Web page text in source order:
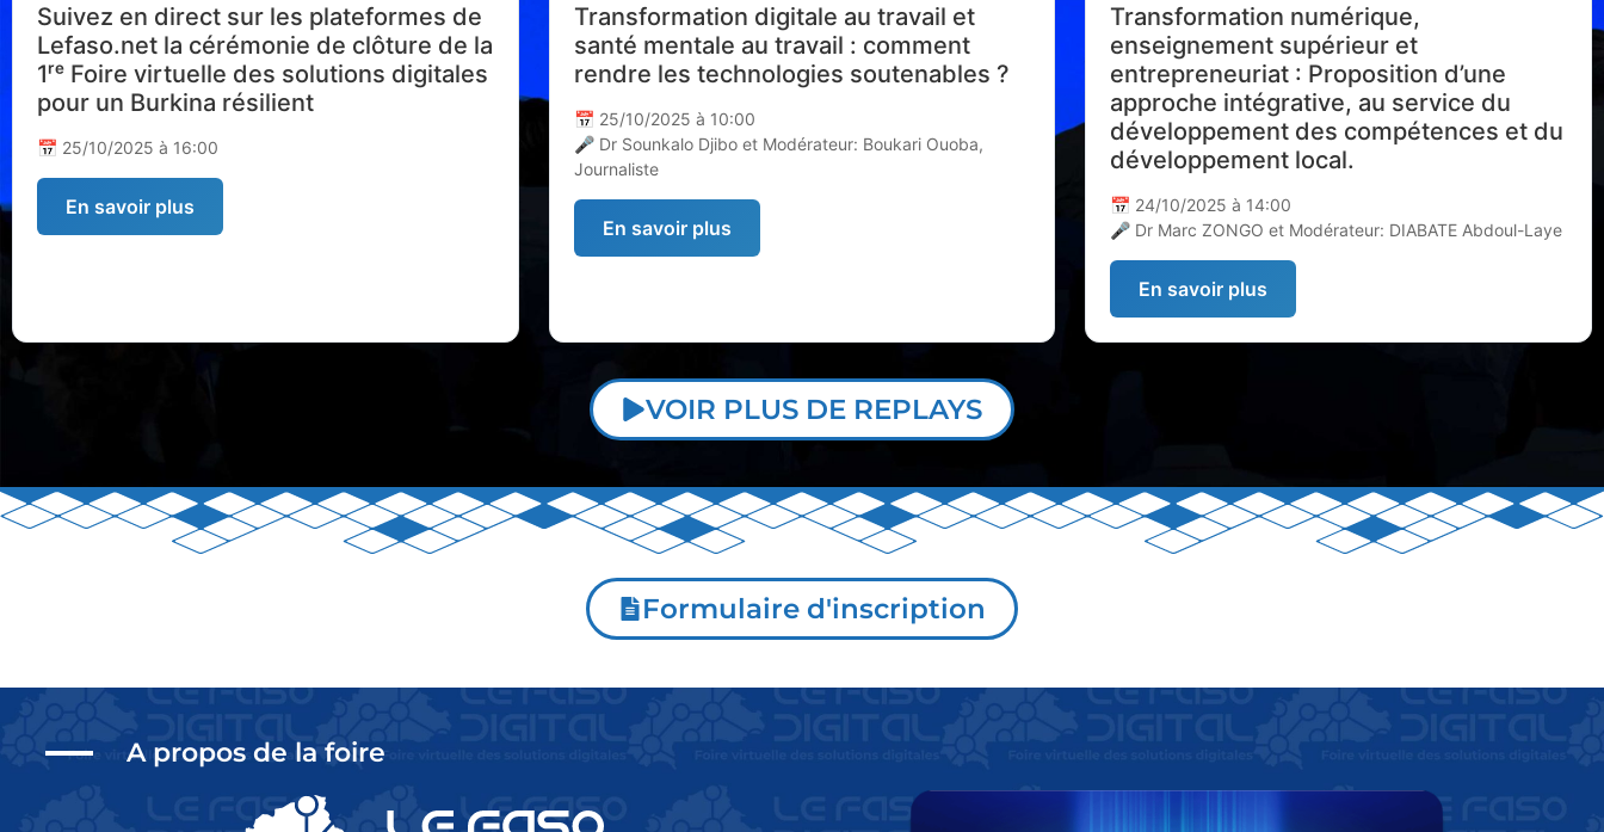
Suivez en direct sur les plateformes de
Lefaso.net la cérémonie de clôture de la
1ʳᵉ Foire virtuelle des solutions digitales
pour un Burkina résilient
📅 25/10/2025 à 16:00
En savoir plus
Transformation digitale au travail et
santé mentale au travail : comment
rendre les technologies soutenables ?
📅 25/10/2025 à 10:00
🎤 Dr Sounkalo Djibo et Modérateur: Boukari Ouoba,
Journaliste
En savoir plus
Transformation numérique,
enseignement supérieur et
entrepreneuriat : Proposition d’une
approche intégrative, au service du
développement des compétences et du
développement local.
📅 24/10/2025 à 14:00
🎤 Dr Marc ZONGO et Modérateur: DIABATE Abdoul-Laye
En savoir plus
VOIR PLUS DE REPLAYS
Formulaire d'inscription
A propos de la foire